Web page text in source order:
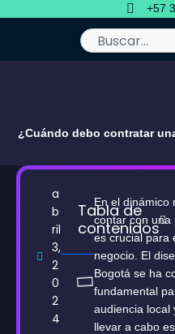
+57
¿Cuándo debo contratar
a
b
ril
3,
2
0
2
4
Tabla de
contenidos
En el dinámico
contar con una
es crucial para
negocio. El
Bogotá se ha
fundamental
audiencia local
llevar a cabo